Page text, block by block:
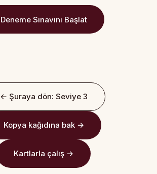
Deneme Sınavını Başlat
← Şuraya dön: Seviye 3
Kopya kağıdına bak →
Kartlarla çalış →